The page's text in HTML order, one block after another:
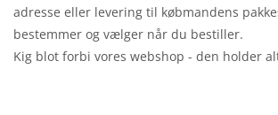
adresse eller levering til købmandens
bestemmer og vælger når du bestiller.
Kig blot forbi vores webshop - den holder